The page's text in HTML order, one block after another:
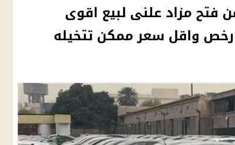
فتح مزاد علنى لبيع اقوى
واقل سعر ممكن تتخيله